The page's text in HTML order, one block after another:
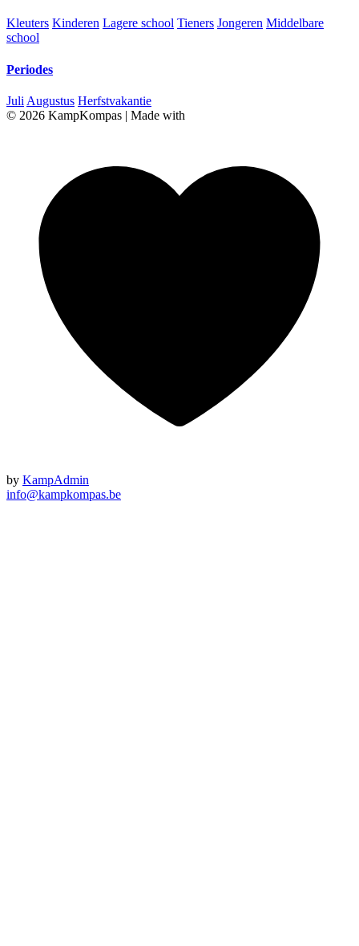
Kleuters Kinderen Lagere school Tieners Jongeren Middelbare
school
Periodes
Juli Augustus Herfstvakantie
© 2026 KampKompas | Made with
by KampAdmin
info@kampkompas.be